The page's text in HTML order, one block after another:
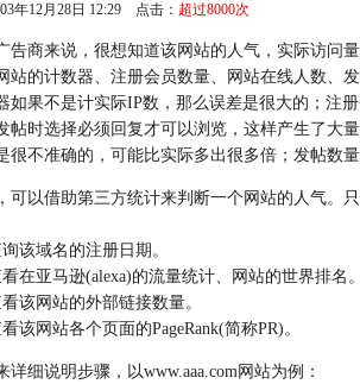
年12月28日 12:29 点击： 超过8000次
商来说，很想知道该网站的人气，实际访问量
站的计数器、注册会员数量、网站在线人数、
如果不是计实际IP数，那么误差是很大的；注
帖时选择必须回复才可以浏览，这样产生了大
很不准确的，可能比实际多出很多倍；发帖数
以借助第三方统计来判断一个网站的人气。只
域名的注册日期。
亚马逊(alexa)的流量统计、网站的世界排名。
网站的外部链接数量。
网站各个页面的PageRank(简称PR)。
细说明步骤，以www.aaa.com网站为例：